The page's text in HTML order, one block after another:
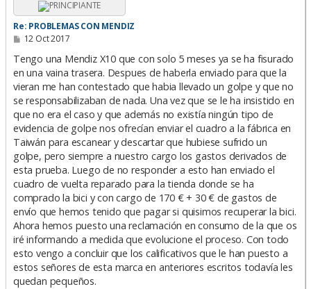
Re: PROBLEMAS CON MENDIZ
M
n
a
j
e
12 Oct 2017
Tengo una Mendiz X10 que con solo 5 meses ya se ha fisurado
en una vaina trasera. Despues de haberla enviado para que la
vieran me han contestado que habia llevado un golpe y que no
se responsabilizaban de nada. Una vez que se le ha insistido en
que no era el caso y que además no existía ningún tipo de
evidencia de golpe nos ofrecían enviar el cuadro a la fábrica en
Taiwán para escanear y descartar que hubiese sufrido un
golpe, pero siempre a nuestro cargo los gastos derivados de
esta prueba. Luego de no responder a esto han enviado el
cuadro de vuelta reparado para la tienda donde se ha
comprado la bici y con cargo de 170 € + 30 € de gastos de
envío que hemos tenido que pagar si quisimos recuperar la bici.
Ahora hemos puesto una reclamación en consumo de la que os
iré informando a medida que evolucione el proceso. Con todo
esto vengo a concluir que los calificativos que le han puesto a
estos señores de esta marca en anteriores escritos todavía les
quedan pequeños.